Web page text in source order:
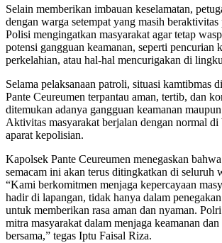
Selain memberikan imbauan keselamatan,
dengan warga setempat yang masih beraktivitas
Polisi mengingatkan masyarakat agar tetap
potensi gangguan keamanan, seperti pencurian
perkelahian, atau hal-hal mencurigakan di
Selama pelaksanaan patroli, situasi kamtibmas
Pante Ceureumen terpantau aman, tertib, dan
ditemukan adanya gangguan keamanan
Aktivitas masyarakat berjalan dengan normal di
aparat kepolisian.
Kapolsek Pante Ceureumen menegaskan
semacam ini akan terus ditingkatkan di seluruh
“Kami berkomitmen menjaga kepercayaan
hadir di lapangan, tidak hanya dalam
untuk memberikan rasa aman dan nyaman.
mitra masyarakat dalam menjaga keamanan dan
bersama,” tegas Iptu Faisal Riza.